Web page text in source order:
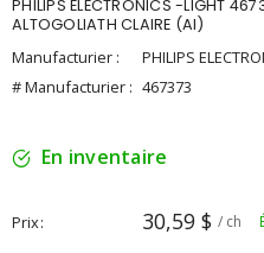
PHILIPS ELECTRONICS -LIGHT
ALTOGOLIATH CLAIRE (AI)
Manufacturier :
PHILIPS
# Manufacturier : 467373
En inventaire
Prix 30,59 $ / ch